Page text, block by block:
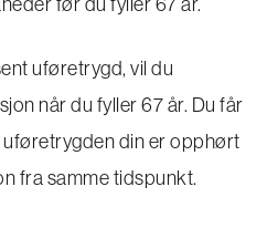
uføretrygd, vil du
når du fyller 67 år. Du får
din er opphørt
fra samme tidspunkt.